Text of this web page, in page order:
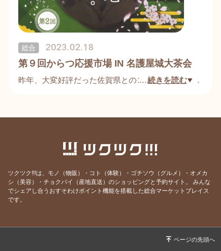
総合 2023.02.18
第９回からつ応援市場 IN 名護屋城大茶会
昨年、大変好評だった佐賀県とのコラボ企画『から
室、お見逃しの方は、是非足をお運び下さい。
桜の花吹雪の下で、天下人や戦国の有名武将達と同
じ景色を見ながら、当時に想いを馳せてみません
か？
未来ギフトでは、戦国武将に因んだ商品をお出しす
る他、唐津の逸品をご準備して、皆様のお越しをお
…続きを読む
ツクツク!!!は、モノ（物販）・コト（体験）・ゴチソウ（グルメ）・オメカ
シ（美容）・チョクバイ（産地直送）のショッピングと予約サイト。
みんな
でシェアし合うおすそわけポイント機能を搭載した総合マーケットプレイス
です。